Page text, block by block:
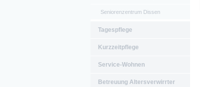
Seniorenzentrum Dissen
Tagespflege
Kurzzeitpflege
Service-Wohnen
Betreuung Altersverwirrter